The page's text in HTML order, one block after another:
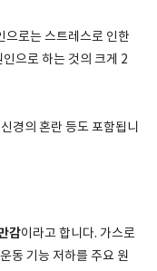
으로는 스트레스로 인한
으로 하는 것의 크게 2
경의 혼란 등도 포함됩니
감이라고 합니다. 가스로
동 기능 저하를 주요 원